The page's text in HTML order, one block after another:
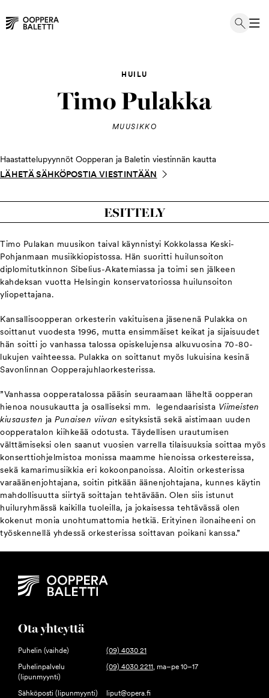
HUILU
Timo Pulakka
MUUSIKKO
Haastattelupyynnöt Oopperan ja Baletin viestinnän kautta
LÄHETÄ SÄHKÖPOSTIA VIESTINTÄÄN
ESITTELY
Timo Pulakan muusikon taival käynnistyi Kokkolassa Keski-
Pohjanmaan musiikkiopistossa. Hän suoritti huilunsoiton
diplomitutkinnon Sibelius-Akatemiassa ja toimi sen jälkeen
kahdeksan vuotta Helsingin konservatoriossa huilunsoiton
yliopettajana.
Kansallisoopperan orkesterin vakituisena jäsenenä Pulakka on
soittanut vuodesta 1996, mutta ensimmäiset keikat ja sijaisuudet
hän soitti jo vanhassa talossa opiskelujensa alkuvuosina 70-80-
lukujen vaihteessa. Pulakka on soittanut myös lukuisina kesinä
Savonlinnan Oopperajuhlaorkesterissa.
”Vanhassa oopperatalossa pääsin seuraamaan läheltä oopperan
hienoa nousukautta ja osalliseksi mm. legendaarisista Viimeisten
kiusausten ja Punaisen viivan esityksistä sekä aistimaan uuden
oopperatalon kiihkeää odotusta. Täydellisen urautumisen
välttämiseksi olen saanut vuosien varrella tilaisuuksia soittaa myös
konserttiohjelmistoa monissa maamme hienoissa orkestereissa,
sekä kamarimusiikkia eri kokoonpanoissa. Aloitin orkesterissa
varaäänenjohtajana, soitin pitkään äänenjohtajana, kunnes käytin
mahdollisuutta siirtyä soittajan tehtävään. Olen siis istunut
huiluryhmässä kaikilla tuoleilla, ja jokaisessa tehtävässä olen
kokenut monia unohtumattomia hetkiä. Erityinen ilonaiheeni on
työskennellä yhdessä orkesterissa soittavan poikani kanssa.”
Ota yhteyttä
Puhelin (vaihde)
(09) 4030 21
Puhelinpalvelu
(lipunmyynti)
(09) 4030 2211, ma–pe 10–17
Sähköposti (lipunmyynti)
liput@opera.fi